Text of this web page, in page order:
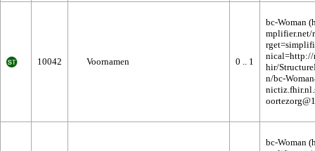
10042 Voornamen 0 .. 1
bc-Woman
bc-Woman